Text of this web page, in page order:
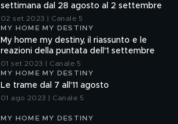
settimana dal 28 agosto al 2 settembre
02 set 2023 | Canale 5
MY HOME MY DESTINY
My home my destiny, il riassunto e le
reazioni della puntata dell'1 settembre
01 set 2023 | Canale 5
MY HOME MY DESTINY
Le trame dal 7 all'11 agosto
01 ago 2023 | Canale 5
MY HOME MY DESTINY